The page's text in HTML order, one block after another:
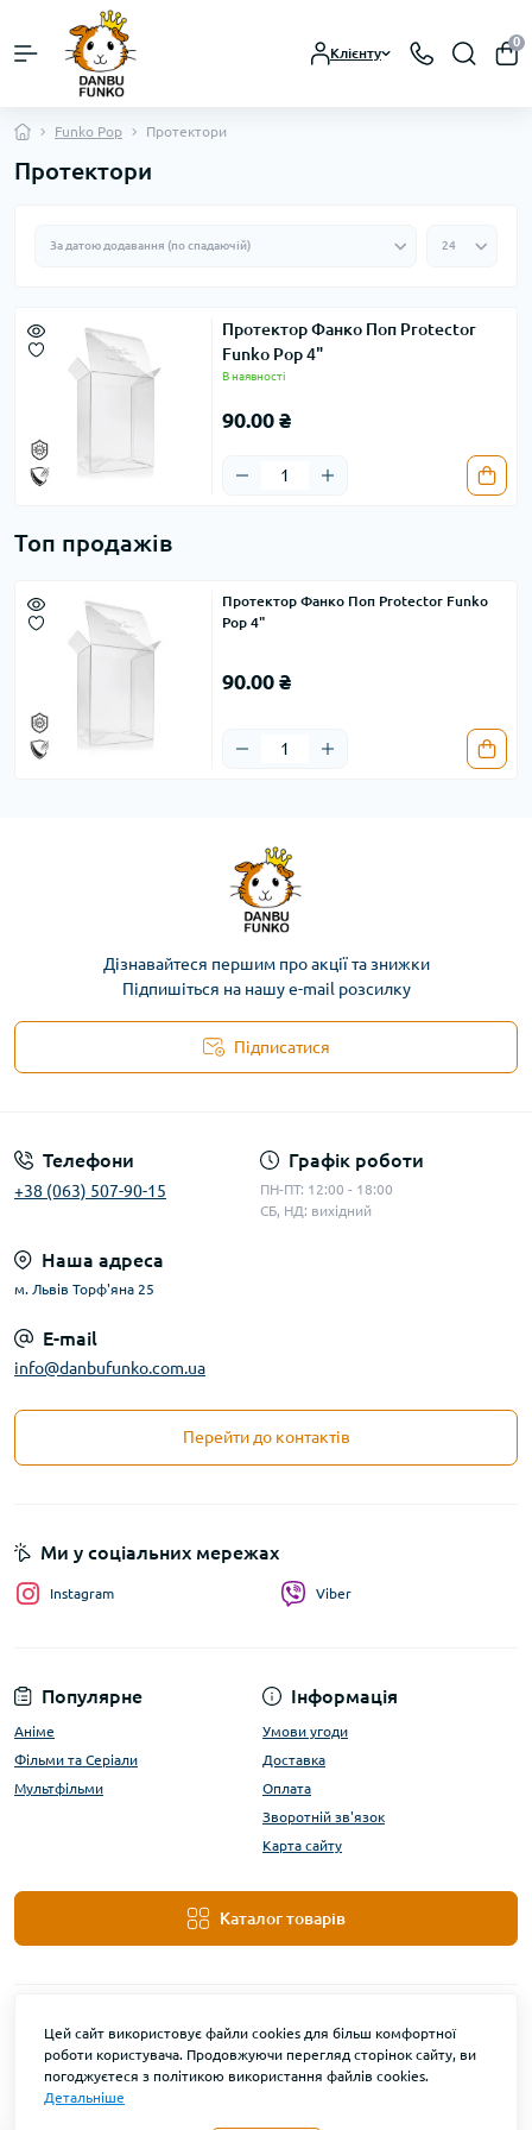
Клієнту
0
Funko Pop Протектори
Протектори
Протектор Фанко Поп Protector
Funko Pop 4"
В наявності
90.00 ₴
Топ продажів
Протектор Фанко Поп Protector Funko
Pop 4"
90.00 ₴
Дізнавайтеся першим про акції та знижки
Підпишіться на нашу e-mail розсилку
Підписатися
Телефони
+38 (063) 507-90-15
Графік роботи
ПН-ПТ: 12:00 - 18:00
СБ, НД: вихідний
Наша адреса
м. Львів Торф'яна 25
E-mail
info@danbufunko.com.ua
Перейти до контактів
Популярне
Аніме
Фільми та Серіали
Мультфільми
Інформація
Умови угоди
Доставка
Оплата
Зворотній зв'язок
Карта сайту
Каталог товарів
Ми у соціальних мережах
Instagram Viber
Цей сайт використовує файли cookies для більш комфортної
роботи користувача. Продовжуючи перегляд сторінок сайту, ви
погоджуєтеся з політикою використання файлів cookies.
Детальніше